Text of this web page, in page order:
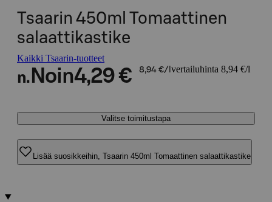
Tsaarin 450ml Tomaattinen
salaattikastike
Kaikki Tsaarin-tuotteet
n. Noin4,29 € 8,94 €/l vertailuhinta 8,94 €/l
Valitse toimitustapa
Lisää suosikkeihin, Tsaarin 450ml Tomaattinen salaattikastike